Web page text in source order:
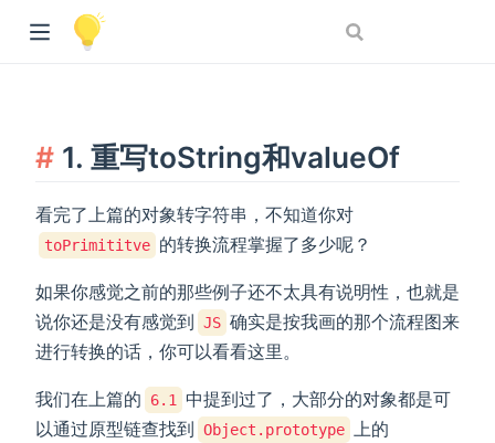
1. 重写toString和valueOf
看完了上篇的对象转字符串，不知道你对
toPrimititve 的转换流程掌握了多少呢？
如果你感觉之前的那些例子还不太具有说明性，也就是
说你还是没有感觉到 JS 确实是按我画的那个流程图来
进行转换的话，你可以看看这里。
我们在上篇的 6.1
中提到过了，大部分的对象都是可
以通过原型链查找到 Object.prototype 上的